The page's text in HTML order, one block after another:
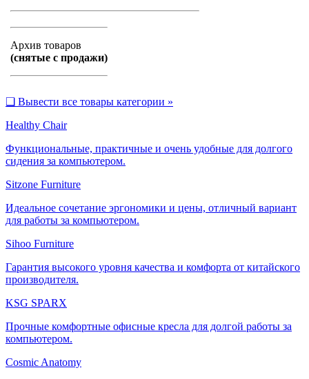
Архив товаров
(снятые с продажи)
❑ Вывести все товары категории »
Healthy Chair
Функциональные, практичные и очень удобные для долгого
сидения за компьютером.
Sitzone Furniture
Идеальное сочетание эргономики и цены, отличный вариант
для работы за компьютером.
Sihoo Furniture
Гарантия высокого уровня качества и комфорта от китайского
производителя.
KSG SPARX
Прочные комфортные офисные кресла для долгой работы за
компьютером.
Cosmic Anatomy